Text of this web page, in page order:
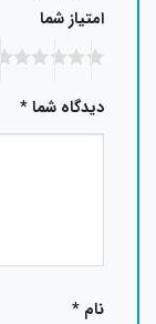
امتیاز شما
دیدگاه شما*
نام *